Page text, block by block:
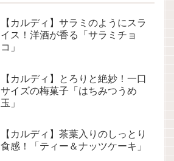
【カルディ】サラミのようにスラ
イス！洋酒が香る「サラミチョ
コ」
【カルディ】とろりと絶妙！一口
サイズの梅菓子「はちみつうめ
玉」
【カルディ】茶葉入りのしっとり
食感！「ティー＆ナッツケーキ」